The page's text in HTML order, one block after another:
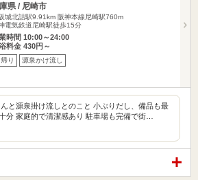
県 / 尼崎市
城北詰駅9.91km 阪神本線尼崎駅760m
電気鉄道尼崎駅徒歩15分
時間 10:00～24:00
料金 430円～
り 源泉かけ流し
と源泉掛け流しとのこと 小ぶりだし、備品も最
分 家庭的で清潔感あり 駐車場も完備で街…